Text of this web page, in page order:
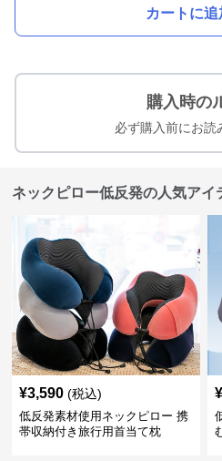
カートに追
購入時の
必ず購入前にお読
ネックピロー低反発の人気アイ
¥3,590 (税込)
低反発素材使用ネックピロー 携
帯収納付き旅行用首当て枕
¥